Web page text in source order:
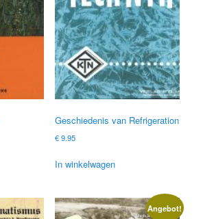
Geschiedenis van Refrigeration
€9.95
In winkelwagen
Angebot!